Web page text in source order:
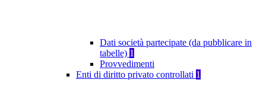
Dati società partecipate (da pubblicare in
tabelle) 1
Provvedimenti
Enti di diritto privato controllati 1